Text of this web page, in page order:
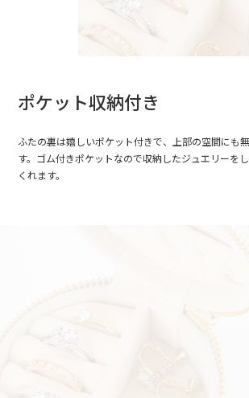
ポケット収納付き
ふたの裏は嬉しいポケット付きで、上部の空間にも
す。ゴム付きポケットなので収納したジュエリーを
くれます。